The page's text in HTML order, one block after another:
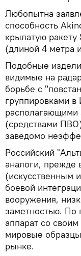
Любопытна
способность
крылатую
(длиной 4 метра
Подобные
видимые на
борьбе с
группировками
(средствами
заведомо
Российский
аналоги, прежде
(искусственным
боевой
вооружения,
заметностью. По
аппарат со
мировые
рынке.